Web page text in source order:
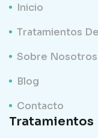
Inicio
Tratamientos
Sobre Nosotros
Blog
Contacto
Tratamientos